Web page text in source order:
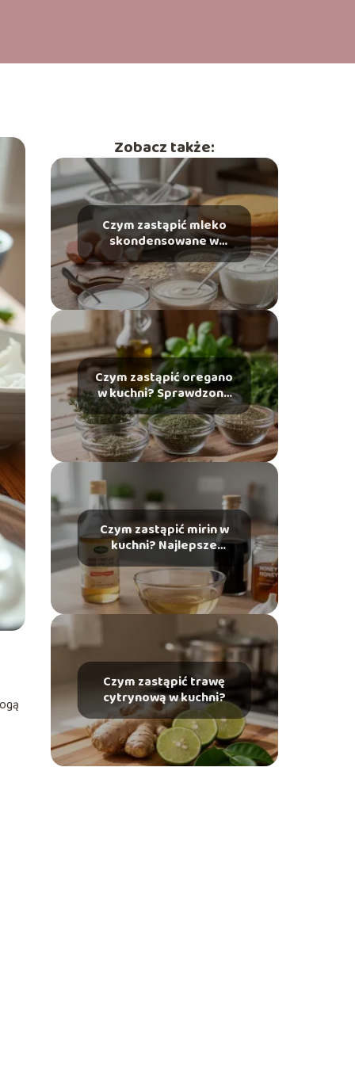
Zobacz także:
Czym zastąpić mleko
skondensowane w
deserach i wypiekach?
Czym zastąpić oregano
w kuchni? Sprawdzone
zamienniki
Czym zastąpić mirin w
kuchni? Najlepsze
zamienniki
Czym zastąpić trawę
cytrynową w kuchni?